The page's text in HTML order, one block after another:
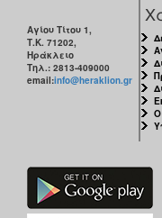
ΠΟΛΙΤΙΣΜΟΣ
ΑΝΘΕΚΤΙΚΗ
ΠΟΛΗ
Αγίου Τίτου 1,
Τ.Κ. 71202,
Ηράκλειο
Τηλ.: 2813-409000
email:info@heraklion.gr
Ο